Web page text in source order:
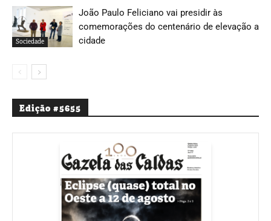
Sociedade
João Paulo Feliciano vai presidir às
comemorações do centenário de elevação a
cidade
Edição #5655